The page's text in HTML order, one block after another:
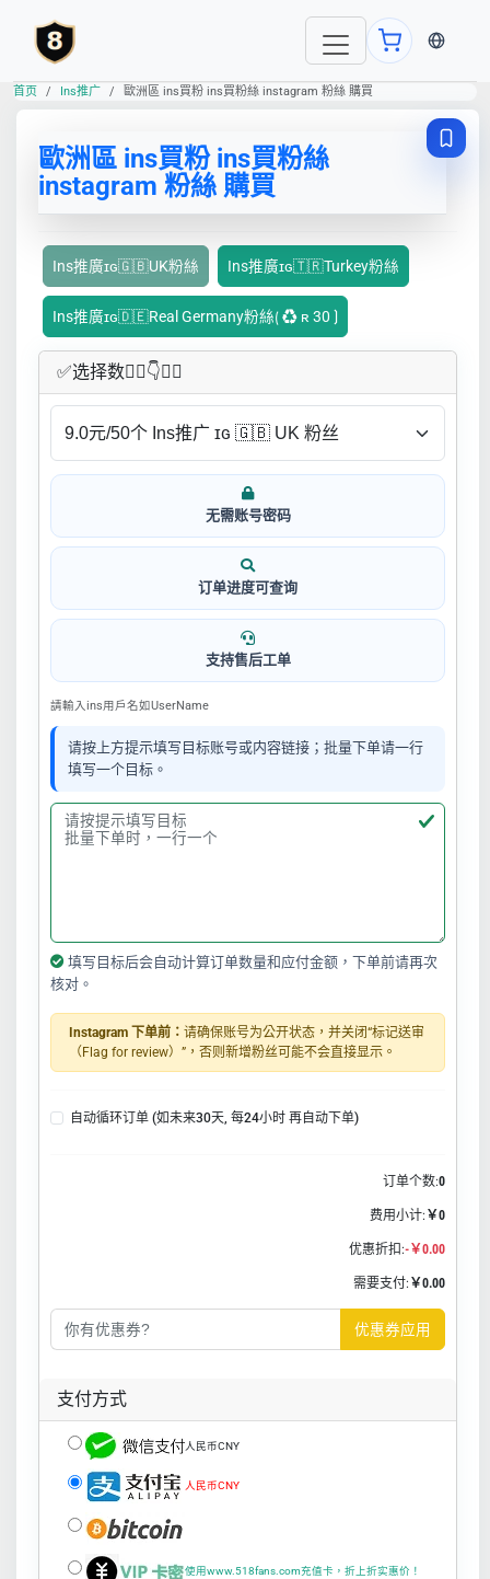
当前语
首页 Ins推广 歐洲區 ins買粉 ins買粉絲 instagram 粉絲 購買
歐洲區 ins買粉 ins買粉絲
instagram 粉絲 購買
Ins推廣ɪɢ🇬🇧UK粉絲 Ins推廣ɪɢ🇹🇷Turkey粉絲
Ins推廣ɪɢ🇩🇪Real Germany粉絲⟮ ♻ ʀ 30 ⟯
✅​选择数👇🏻​​👇👇🏻​​
无需账号密码
订单进度可查询
支持售后工单
請輸入ins用戶名如UserName
请按上方提示填写目标账号或内容链接；批量下单请一行
填写一个目标。
填写目标后会自动计算订单数量和应付金额，下单前请再次
核对。
Instagram 下单前： 请确保账号为公开状态，并关闭“标记送审
（Flag for review）”，否则新增粉丝可能不会直接显示。
自动循环订单 (如未来30天, 每24小时 再自动下单)
订单个数:0
费用小计: ￥0
优惠折扣:-￥0.00
需要支付: ￥0.00
优惠券应用
支付方式
人民币CNY
人民币CNY
使用www.518fans.com充值卡，折上折实惠价！